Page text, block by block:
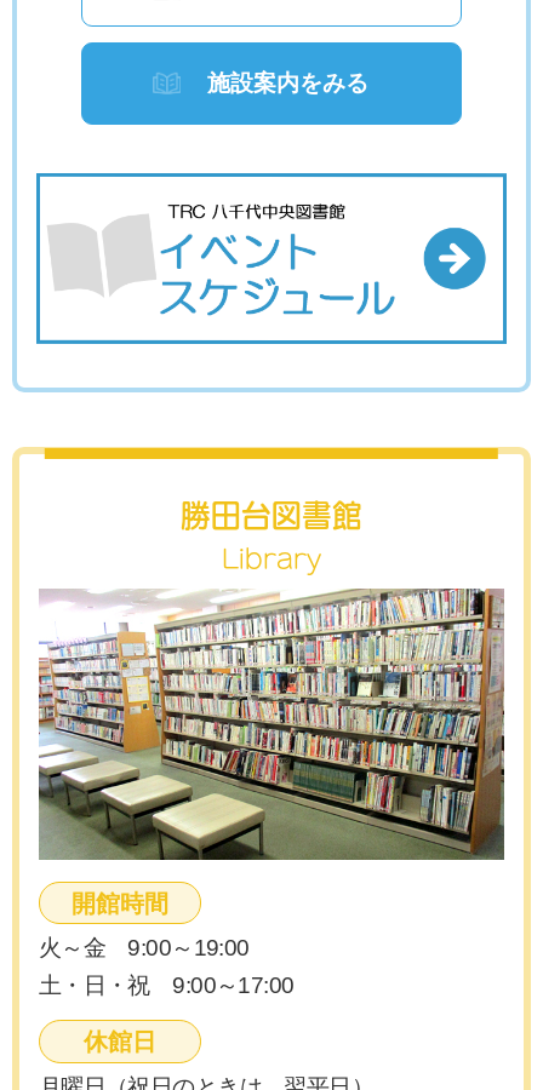
施設案内をみる
勝田台図書館
Library
開館時間
火～金 9:00～19:00
土・日・祝 9:00～17:00
休館日